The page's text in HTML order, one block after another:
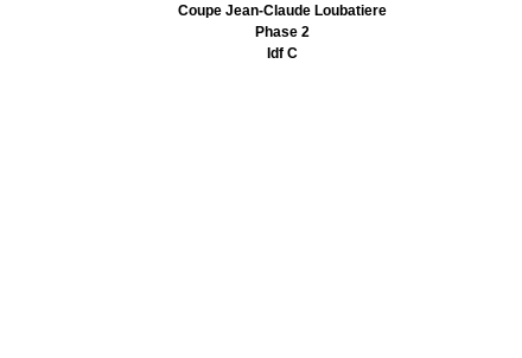
Coupe Jean-Claude Loubatiere
Phase 2
Idf C